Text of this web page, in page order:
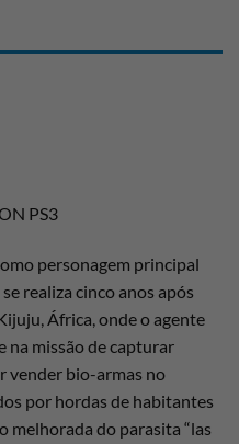
PS3
personagem principal
realiza cinco anos após
África, onde o agente
na missão de capturar
vender bio-armas no
por hordas de habitantes
melhorada do parasita “las